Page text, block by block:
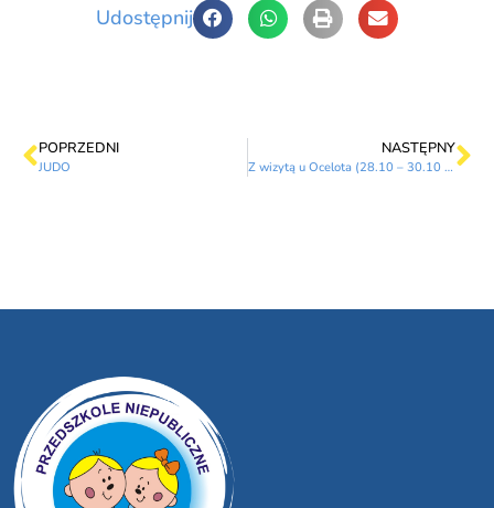
Udostępnij
POPRZEDNI
JUDO
NASTĘPNY
Z wizytą u Ocelota (28.10 – 30.10 2015 r.)